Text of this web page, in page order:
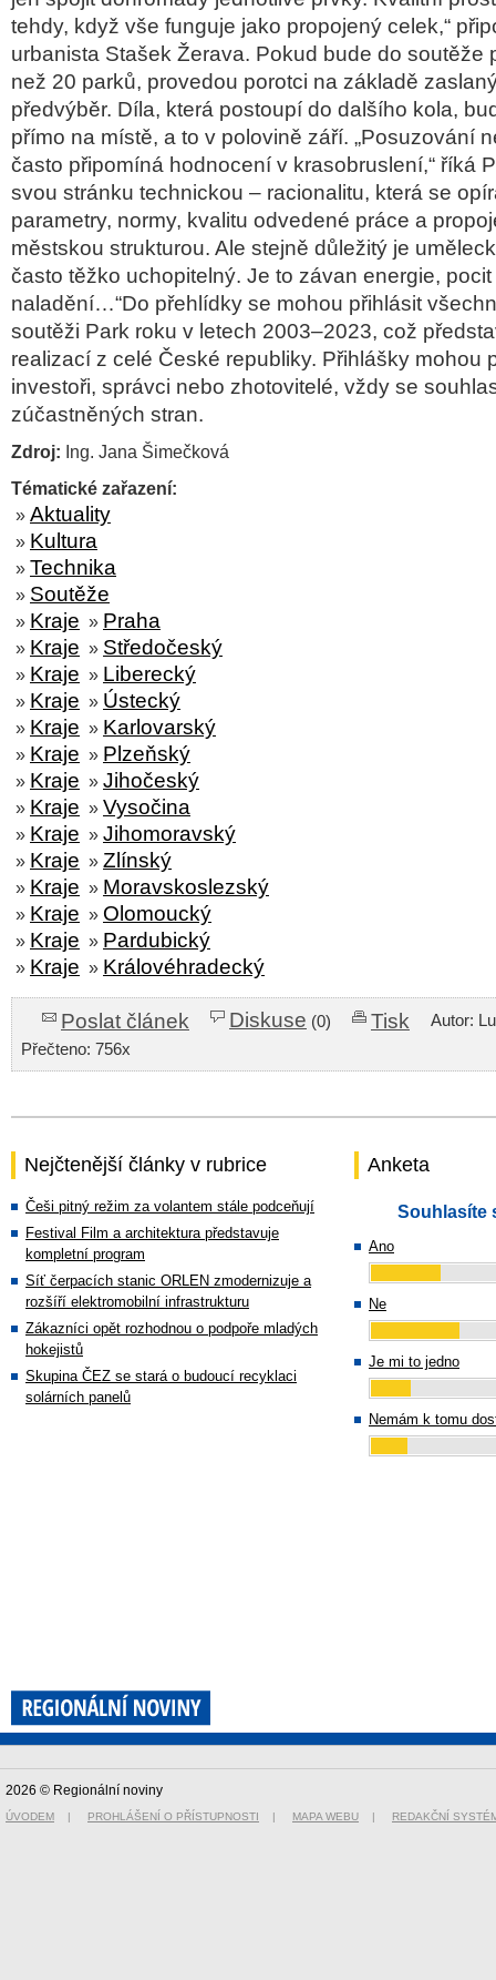
tehdy, když vše funguje jako propojený celek,“
urbanista Stašek Žerava. Pokud bude do soutěže
než 20 parků, provedou porotci na základě
předvýběr. Díla, která postoupí do dalšího kola,
přímo na místě, a to v polovině září. „Posuzování
často připomíná hodnocení v krasobruslení,“ říká
svou stránku technickou – racionalitu, která se
parametry, normy, kvalitu odvedené práce a
městskou strukturou. Ale stejně důležitý je
často těžko uchopitelný. Je to závan energie,
naladění…“Do přehlídky se mohou přihlásit
soutěži Park roku v letech 2003–2023, což
realizací z celé České republiky. Přihlášky mohou
investoři, správci nebo zhotovitelé, vždy se
zúčastněných stran.
Zdroj: Ing. Jana Šimečková
Tématické zařazení:
» Aktuality
» Kultura
» Technika
» Soutěže
» Kraje » Praha
» Kraje » Středočeský
» Kraje » Liberecký
» Kraje » Ústecký
» Kraje » Karlovarský
» Kraje » Plzeňský
» Kraje » Jihočeský
» Kraje » Vysočina
» Kraje » Jihomoravský
» Kraje » Zlínský
» Kraje » Moravskoslezský
» Kraje » Olomoucký
» Kraje » Pardubický
» Kraje » Královéhradecký
Poslat článek Diskuse (0) Tisk
Autor:
Přečteno: 756x
Nejčtenější články v rubrice
Češi pitný režim za volantem stále podceňují
Festival Film a architektura představuje
kompletní program
Síť čerpacích stanic ORLEN zmodernizuje a
rozšíří elektromobilní infrastrukturu
Zákazníci opět rozhodnou o podpoře mladých
hokejistů
Skupina ČEZ se stará o budoucí recyklaci
solárních panelů
Anketa
Souhlasíte
Ano
Ne
Je mi to jedno
Nemám k tomu
2026 © Regionální noviny
ÚVODEM | PROHLÁŠENÍ O PŘÍSTUPNOSTI | MAPA WEBU | REDAKČNÍ